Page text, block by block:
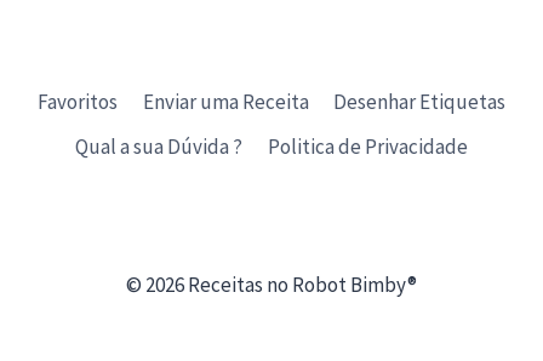
Favoritos Enviar uma Receita
Desenhar Etiquetas
Qual a sua Dúvida ?
Politica de Privacidade
© 2026 Receitas no Robot Bimby®